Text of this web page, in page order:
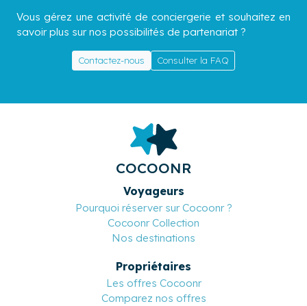
Vous gérez une activité de conciergerie et souhaitez en
savoir plus sur nos possibilités de partenariat ?
Contactez-nous Consulter la FAQ
COCOONR
Voyageurs
Pourquoi réserver sur Cocoonr ?
Cocoonr Collection
Nos destinations
Propriétaires
Les offres Cocoonr
Comparez nos offres